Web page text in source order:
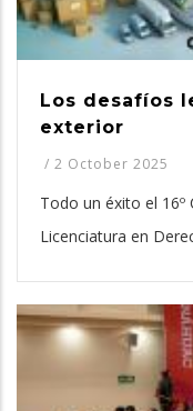
Los desafíos
exterior
/ 2 October 2025
Todo un éxito el 16º
Licenciatura en